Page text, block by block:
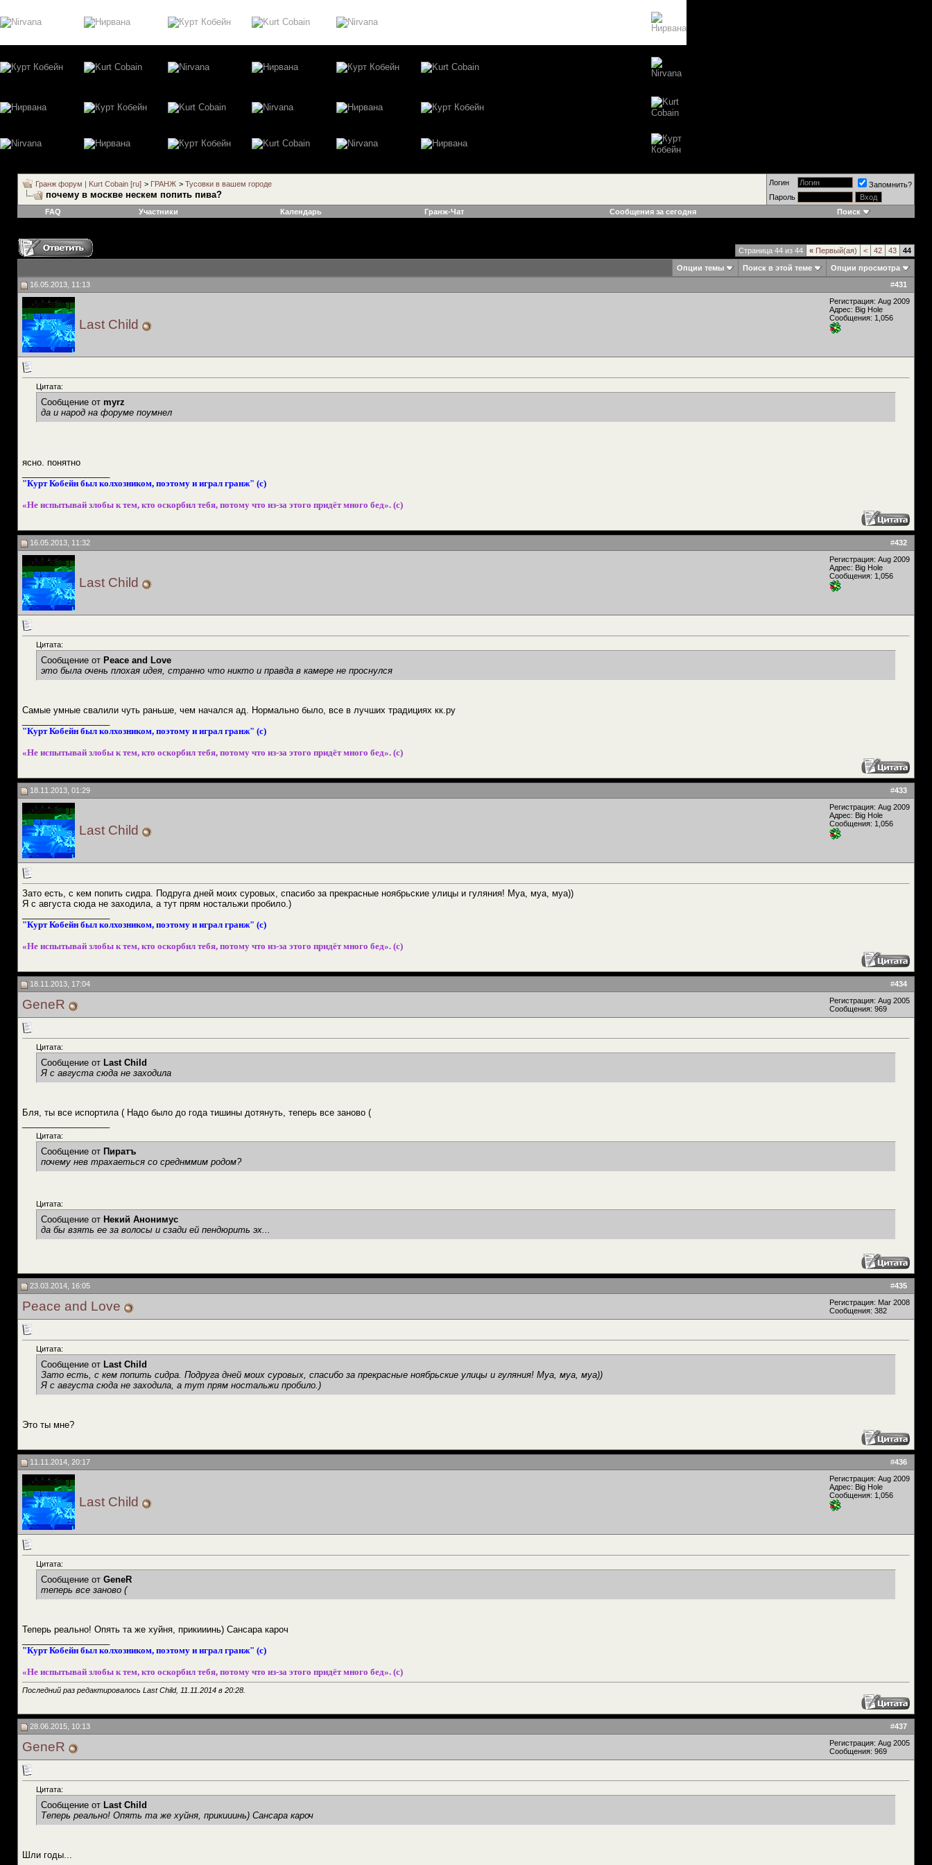
Гранж форум | Kurt Cobain [ru] > ГРАНЖ > Тусовки в вашем городе
почему в москве нескем попить пива?
Логин
Запомнить?
Пароль
FAQ
Участники Календарь Гранж-Чат Сообщения за сегодня Поиск
Страница 44 из 44 « Первый(ая) < 42 43 44
Опции темы Поиск в этой теме
Опции просмотра
#431
16.05.2013, 11:13
Last Child
Регистрация: Aug 2009
Адрес: Big Hole
Сообщения: 1,056
Цитата:
Сообщение от myrz
да и народ на форуме поумнел
ясно. понятно
"Курт Кобейн был колхозником, поэтому и играл гранж" (с)
«Не испытывай злобы к тем, кто оскорбил тебя, потому что из-за этого придёт много бед». (с)
#432
16.05.2013, 11:32
Last Child
Регистрация: Aug 2009
Адрес: Big Hole
Сообщения: 1,056
Цитата:
Сообщение от Peace and Love
это была очень плохая идея, странно что никто и правда в камере не проснулся
Самые умные свалили чуть раньше, чем начался ад. Нормально было, все в лучших традициях кк.ру
"Курт Кобейн был колхозником, поэтому и играл гранж" (с)
«Не испытывай злобы к тем, кто оскорбил тебя, потому что из-за этого придёт много бед». (с)
#433
18.11.2013, 01:29
Last Child
Регистрация: Aug 2009
Адрес: Big Hole
Сообщения: 1,056
Зато есть, с кем попить сидра. Подруга дней моих суровых, спасибо за прекрасные ноябрьские улицы и гуляния! Муа, муа, муа))
Я с августа сюда не заходила, а тут прям ностальжи пробило.)
"Курт Кобейн был колхозником, поэтому и играл гранж" (с)
«Не испытывай злобы к тем, кто оскорбил тебя, потому что из-за этого придёт много бед». (с)
#434
18.11.2013, 17:04
GeneR
Регистрация: Aug 2005
Сообщения: 969
Цитата:
Сообщение от Last Child
Я с августа сюда не заходила
Бля, ты все испортила ( Надо было до года тишины дотянуть, теперь все заново (
Цитата:
Сообщение от Пиратъ
почему нев трахаеться со среднммим родом?
Цитата:
Сообщение от Некий Анонимус
да бы взять ее за волосы и сзади ей пендюрить эх...
#435
23.03.2014, 16:05
Peace and Love
Регистрация: Mar 2008
Сообщения: 382
Цитата:
Сообщение от Last Child
Зато есть, с кем попить сидра. Подруга дней моих суровых, спасибо за прекрасные ноябрьские улицы и гуляния! Муа, муа, муа))
Я с августа сюда не заходила, а тут прям ностальжи пробило.)
Это ты мне?
#436
11.11.2014, 20:17
Last Child
Регистрация: Aug 2009
Адрес: Big Hole
Сообщения: 1,056
Цитата:
Сообщение от GeneR
теперь все заново (
Теперь реально! Опять та же хуйня, прикииинь) Сансара кароч
"Курт Кобейн был колхозником, поэтому и играл гранж" (с)
«Не испытывай злобы к тем, кто оскорбил тебя, потому что из-за этого придёт много бед». (с)
Последний раз редактировалось Last Child, 11.11.2014 в 20:28
#437
28.06.2015, 10:13
GeneR
Регистрация: Aug 2005
Сообщения: 969
Цитата:
Сообщение от Last Child
Теперь реально! Опять та же хуйня, прикииинь) Сансара кароч
Шли годы...